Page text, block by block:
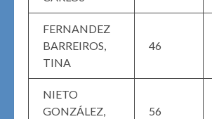
FERNANDEZ
BARREIROS,
TINA
46
NIETO
GONZÁLEZ,
56